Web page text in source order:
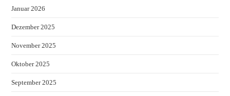
Januar 2026
Dezember 2025
November 2025
Oktober 2025
September 2025